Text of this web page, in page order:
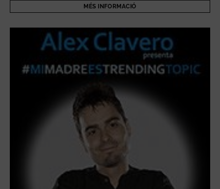
MÉS INFORMACIÓ